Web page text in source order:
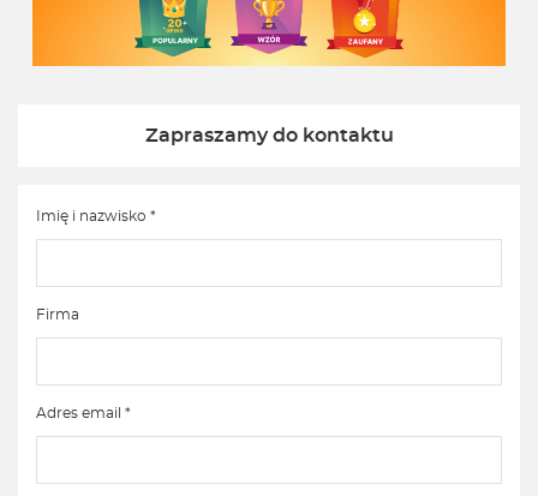
Zapraszamy do kontaktu
Imię i nazwisko *
Firma
Adres email *